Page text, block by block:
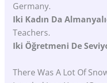
Iki Kadın Da
Iki Öğretmeni De
There Was A Lot Of